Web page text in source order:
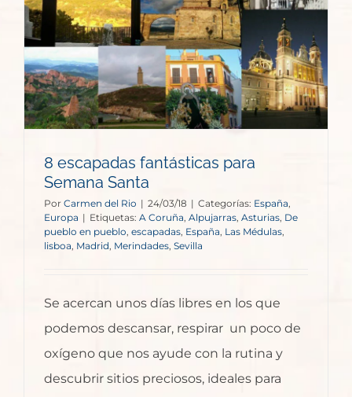
8 escapadas fantásticas para
Semana Santa
Por Carmen del Rio | 24/03/18 | Categorías: España,
Europa | Etiquetas: A Coruña, Alpujarras, Asturias, De
pueblo en pueblo, escapadas, España, Las Médulas,
lisboa, Madrid, Merindades, Sevilla
Se acercan unos días libres en los que
podemos descansar, respirar un poco de
oxígeno que nos ayude con la rutina y
descubrir sitios preciosos, ideales para